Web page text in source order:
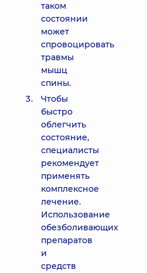
таком
состоянии
может
спровоцировать
травмы
мышц
спины.
Чтобы
быстро
облегчить
состояние,
специалисты
рекомендует
применять
комплексное
лечение.
Использование
обезболивающих
препаратов
и
средств